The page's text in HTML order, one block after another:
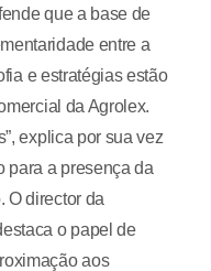
que a base de
entre a
e estratégias estão
da Agrolex.
explica por sua vez
para a presença da
O director da
o papel de
aos